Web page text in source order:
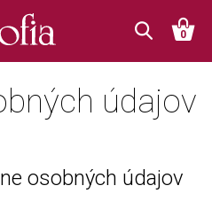
0
údajov
osobných údajov